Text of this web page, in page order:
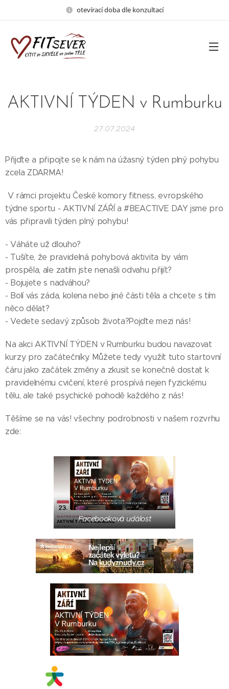
otevírací doba dle konzultací
AKTIVNÍ TÝDEN v Rumburku
27.07.2024
Přijďte a připojte se k nám na úžasný týden plný pohybu
zcela ZDARMA!
V rámci projektu České komory fitness, evropského
týdne sportu - AKTIVNÍ ZÁŘÍ a #BEACTIVE DAY jsme pro
vás připravili týden plný pohybu!
- Váháte už dlouho?
- Tušíte, že pravidelná pohybová aktivita by vám
prospěla, ale zatím jste nenašli odvahu přijít?
- Bojujete s nadváhou?
- Bolí vás záda, kolena nebo jiné části těla a chcete s tím
něco dělat?
- Vedete sedavý způsob života?Pojďte mezi nás!
Na akci AKTIVNÍ TÝDEN v Rumburku budou navazovat
kurzy pro začátečníky. Můžete tedy využít tuto startovní
čáru jako začátek změny a zkusit se konečně dostat k
pravidelnému cvičení, které prospívá nejen fyzickému
tělu, ale také psychické pohodě každého z nás!
Těšíme se na vás! všechny podrobnosti v našem rozvrhu
zde:
Facebooková událost